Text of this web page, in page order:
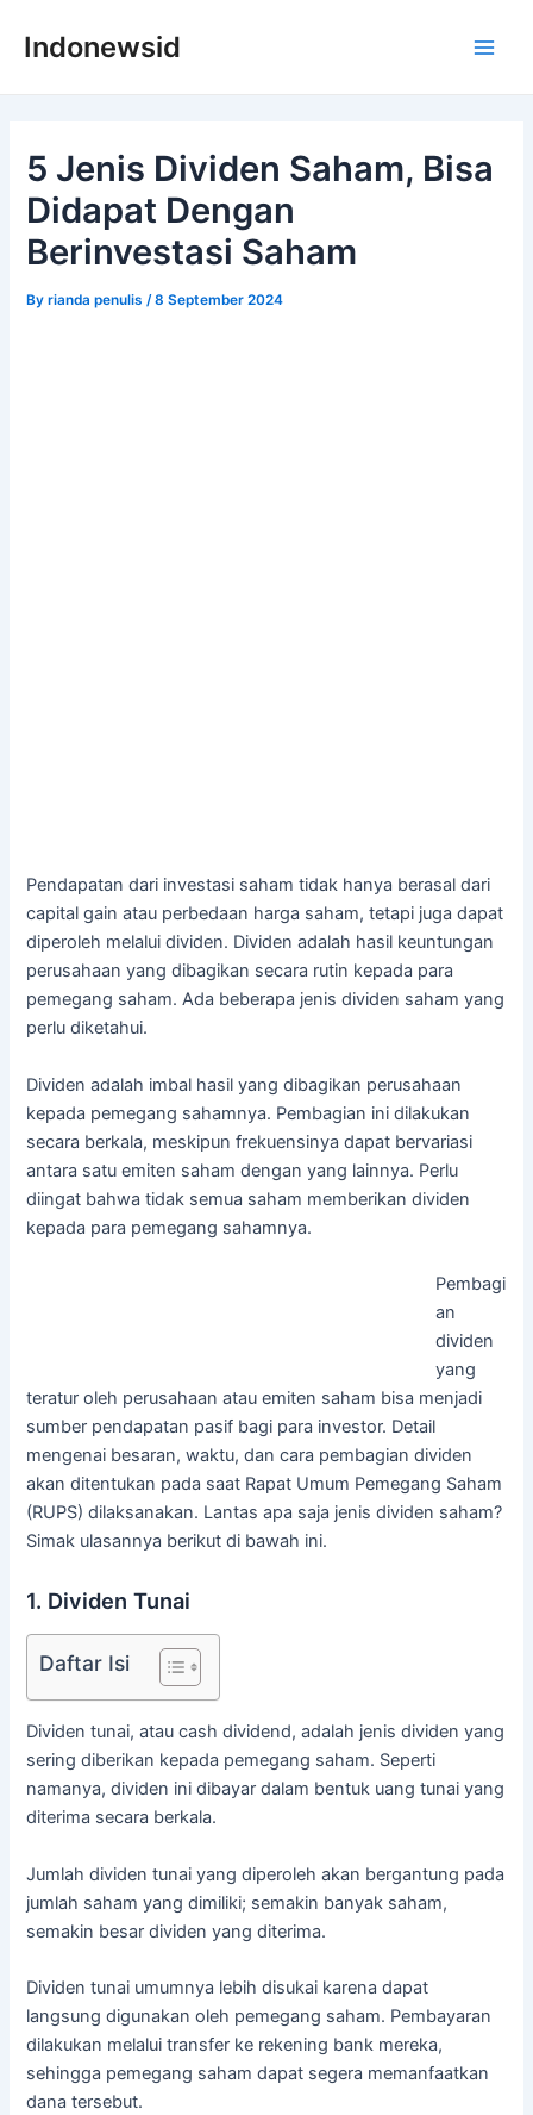
Indonewsid
5 Jenis Dividen Saham, Bisa
Didapat Dengan
Berinvestasi Saham
Byrianda penulis /8 September 2024
Pendapatan dari investasi saham tidak hanya berasal dari
capital gain atau perbedaan harga saham, tetapi juga dapat
diperoleh melalui dividen. Dividen adalah hasil keuntungan
perusahaan yang dibagikan secara rutin kepada para
pemegang saham. Ada beberapa jenis dividen saham yang
perlu diketahui.
Dividen adalah imbal hasil yang dibagikan perusahaan
kepada pemegang sahamnya. Pembagian ini dilakukan
secara berkala, meskipun frekuensinya dapat bervariasi
antara satu emiten saham dengan yang lainnya. Perlu
diingat bahwa tidak semua saham memberikan dividen
kepada para pemegang sahamnya.
Pembagi
an
dividen
yang
teratur oleh perusahaan atau emiten saham bisa menjadi
sumber pendapatan pasif bagi para investor. Detail
mengenai besaran, waktu, dan cara pembagian dividen
akan ditentukan pada saat Rapat Umum Pemegang Saham
(RUPS) dilaksanakan. Lantas apa saja jenis dividen saham?
Simak ulasannya berikut di bawah ini.
1. Dividen Tunai
Daftar Isi
Dividen tunai, atau cash dividend, adalah jenis dividen yang
sering diberikan kepada pemegang saham. Seperti
namanya, dividen ini dibayar dalam bentuk uang tunai yang
diterima secara berkala.
Jumlah dividen tunai yang diperoleh akan bergantung pada
jumlah saham yang dimiliki; semakin banyak saham,
semakin besar dividen yang diterima.
Dividen tunai umumnya lebih disukai karena dapat
langsung digunakan oleh pemegang saham. Pembayaran
dilakukan melalui transfer ke rekening bank mereka,
sehingga pemegang saham dapat segera memanfaatkan
dana tersebut.